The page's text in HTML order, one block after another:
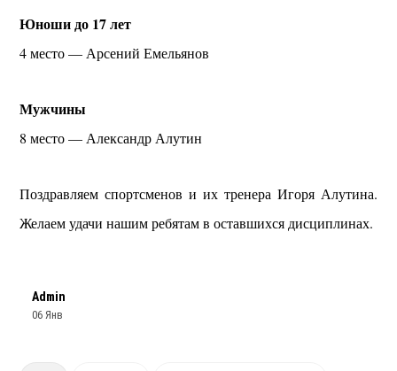
Юноши до 17 лет
4 место — Арсений Емельянов
Мужчины
8 место — Александр Алутин
Поздравляем спортсменов и их тренера Игоря Алутина.
Желаем удачи нашим ребятам в оставшихся дисциплинах.
Admin
06 Янв